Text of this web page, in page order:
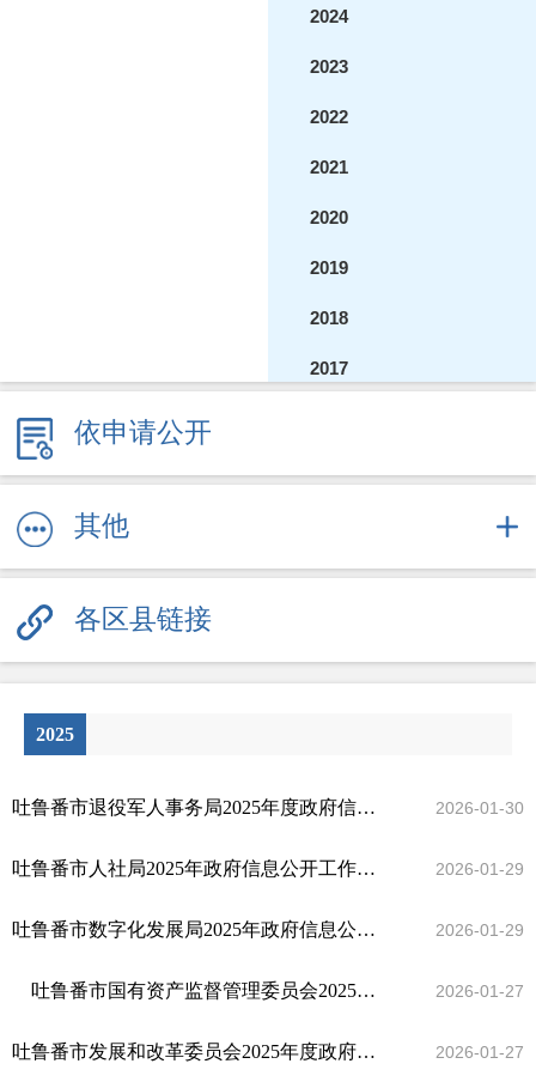
2024
2023
2022
2021
2020
2019
2018
2017
2013
依申请公开
其他
各区县链接
2025
吐鲁番市退役军人事务局2025年度政府信息公开工作报告 2026-01-30
吐鲁番市人社局2025年政府信息公开工作年度报告 2026-01-29
吐鲁番市数字化发展局2025年政府信息公开工作年度报告 2026-01-29
吐鲁番市国有资产监督管理委员会2025年政府信息公开工作报告 2026-01-27
吐鲁番市发展和改革委员会2025年度政府信息公开工作年度报告 2026-01-27